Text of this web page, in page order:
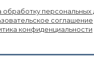
обработку персональных
соглашение
конфиденциальности